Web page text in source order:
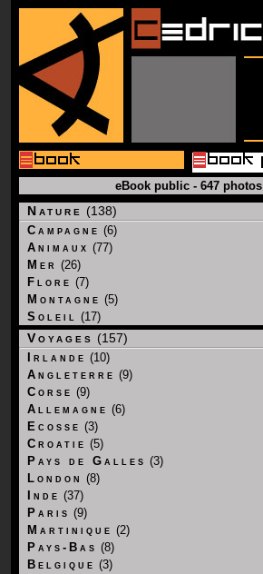
eBook public - 647 photos
Nature (138)
Campagne (6)
Animaux (77)
Mer (26)
Flore (7)
Montagne (5)
Soleil (17)
Voyages (157)
Irlande (10)
Angleterre (9)
Corse (9)
Allemagne (6)
Ecosse (3)
Croatie (5)
Pays de Galles (3)
London (8)
Inde (37)
Paris (9)
Martinique (2)
Pays-Bas (8)
Belgique (3)